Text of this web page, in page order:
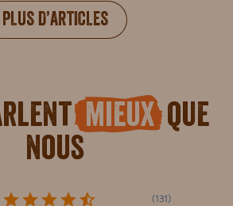
PLUS D’ARTICLES
mieuxque
nous
(131)